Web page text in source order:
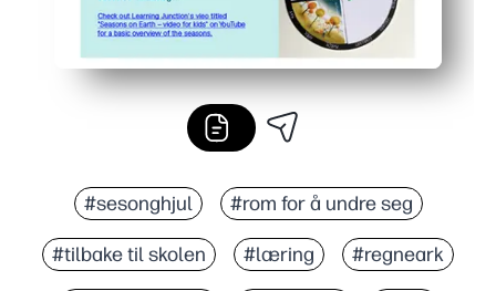
#sesonghjul #rom for å undre seg
#tilbake til skolen #læring #regneark